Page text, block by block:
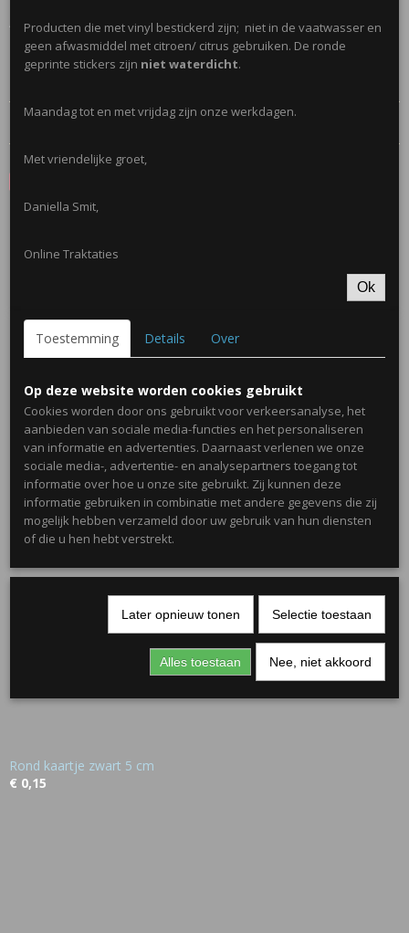
Afmeting; 4 cm
Reacties
Mini Emmertje 155ml
€ 0,50
Rond kaartje zwart 5 cm
€ 0,15
Producten die met vinyl bestickerd zijn; niet in de vaatwasser en
geen afwasmiddel met citroen/ citrus gebruiken. De ronde
geprinte stickers zijn niet waterdicht.
Maandag tot en met vrijdag zijn onze werkdagen.
Met vriendelijke groet,
Daniella Smit,
Online Traktaties
Ok
Toestemming Details Over
Op deze website worden cookies gebruikt
Cookies worden door ons gebruikt voor verkeersanalyse, het
aanbieden van sociale media-functies en het personaliseren
van informatie en advertenties. Daarnaast verlenen we onze
sociale media-, advertentie- en analysepartners toegang tot
informatie over hoe u onze site gebruikt. Zij kunnen deze
informatie gebruiken in combinatie met andere gegevens die zij
mogelijk hebben verzameld door uw gebruik van hun diensten
of die u hen hebt verstrekt.
Later opnieuw tonen Selectie toestaan
Alles toestaan Nee, niet akkoord